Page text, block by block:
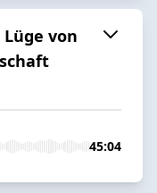
Lüge von
45:04